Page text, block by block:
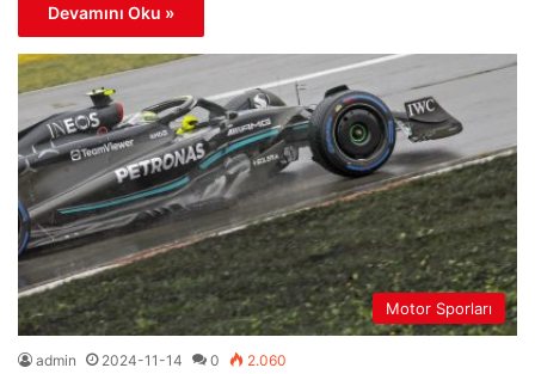
Devamını Oku »
Motor Sporları
admin 2024-11-14 0 2.060